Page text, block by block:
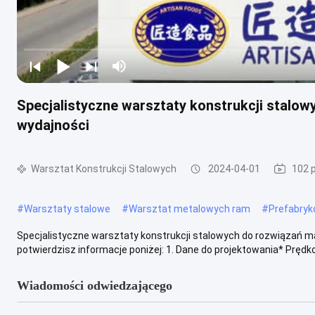
Specjalistyczne warsztaty konstrukcji
wydajności
Warsztat Konstrukcji Stalowych 2024-04-01 102
#Warsztaty stalowe #Warsztat metalowych ram #
Specjalistyczne warsztaty konstrukcji stalowych do rozwiązań
potwierdzisz informacje poniżej: 1. Dane do projektowania*
Wiadomości odwiedzającego